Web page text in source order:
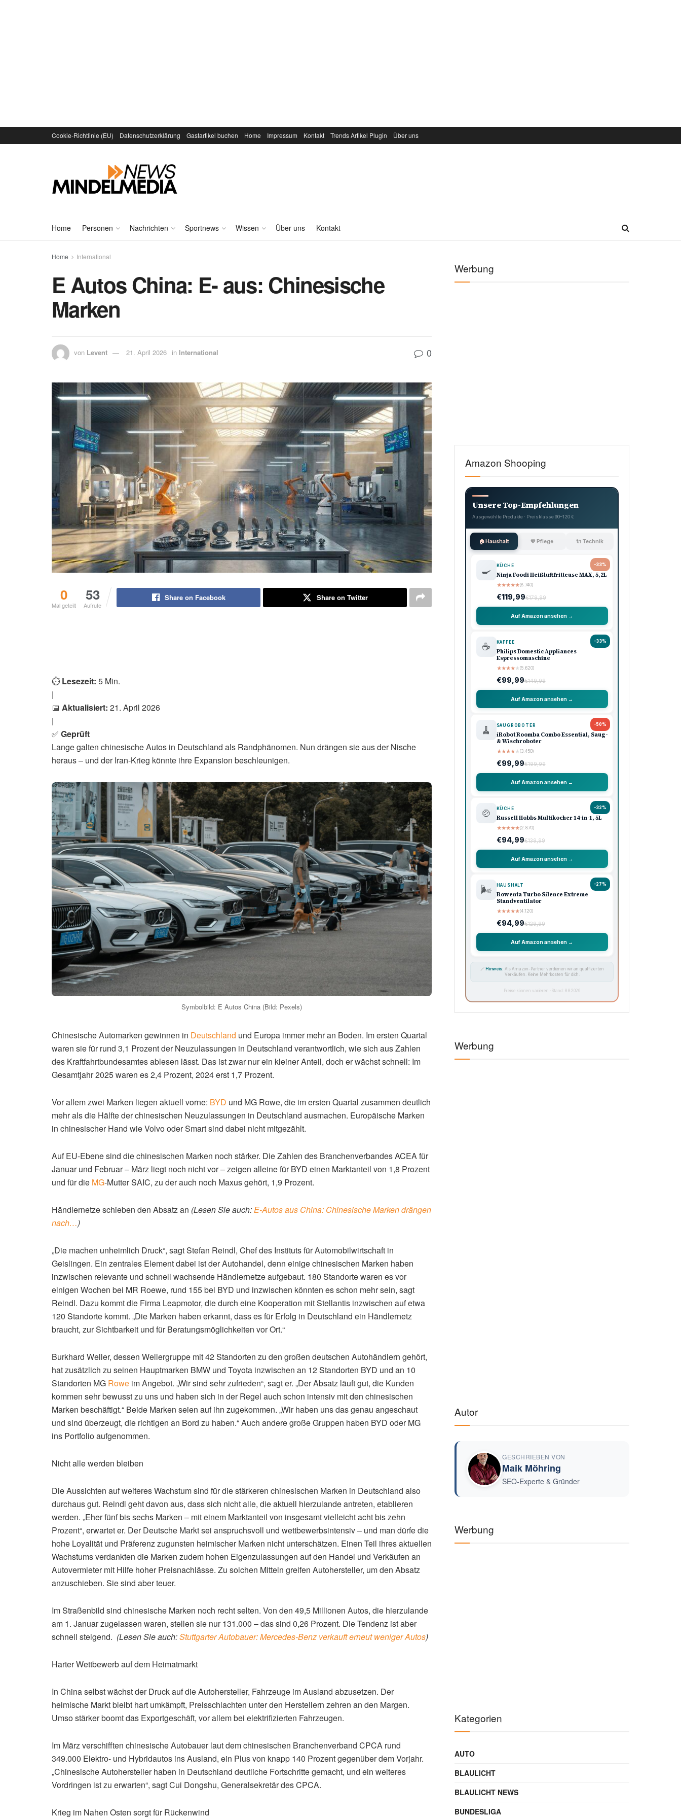
Cookie-Richtlinie (EU) Datenschutzerklärung Gastartikel buchen Home Impressum Kontakt Trends Artikel Plugin Über uns
Home Personen Nachrichten Sportnews Wissen Über uns Kontakt
Home International
E Autos China: E- aus: Chinesische
Marken
von Levent 21. April 2026 in International 0
0
Mal geteilt
53
Aufrufe
Share on Facebook Share on Twitter
⏱️ Lesezeit: 5 Min.
|
📅 Aktualisiert: 21. April 2026
|
✅ Geprüft
Lange galten chinesische Autos in Deutschland als Randphänomen. Nun drängen sie aus der Nische
heraus – und der Iran-Krieg könnte ihre Expansion beschleunigen.
Symbolbild: E Autos China (Bild: Pexels)
Chinesische Automarken gewinnen in Deutschland und Europa immer mehr an Boden. Im ersten Quartal
waren sie für rund 3,1 Prozent der Neuzulassungen in Deutschland verantwortlich, wie sich aus Zahlen
des Kraftfahrtbundesamtes ablesen lässt. Das ist zwar nur ein kleiner Anteil, doch er wächst schnell: Im
Gesamtjahr 2025 waren es 2,4 Prozent, 2024 erst 1,7 Prozent.
Vor allem zwei Marken liegen aktuell vorne: BYD und MG Rowe, die im ersten Quartal zusammen deutlich
mehr als die Hälfte der chinesischen Neuzulassungen in Deutschland ausmachen. Europäische Marken
in chinesischer Hand wie Volvo oder Smart sind dabei nicht mitgezählt.
Auf EU-Ebene sind die chinesischen Marken noch stärker. Die Zahlen des Branchenverbandes ACEA für
Januar und Februar – März liegt noch nicht vor – zeigen alleine für BYD einen Marktanteil von 1,8 Prozent
und für die MG-Mutter SAIC, zu der auch noch Maxus gehört, 1,9 Prozent.
Händlernetze schieben den Absatz an (Lesen Sie auch:E-Autos aus China: Chinesische Marken drängen
nach…)
„Die machen unheimlich Druck“, sagt Stefan Reindl, Chef des Instituts für Automobilwirtschaft in
Geislingen. Ein zentrales Element dabei ist der Autohandel, denn einige chinesischen Marken haben
inzwischen relevante und schnell wachsende Händlernetze aufgebaut. 180 Standorte waren es vor
einigen Wochen bei MR Roewe, rund 155 bei BYD und inzwischen könnten es schon mehr sein, sagt
Reindl. Dazu kommt die Firma Leapmotor, die durch eine Kooperation mit Stellantis inzwischen auf etwa
120 Standorte kommt. „Die Marken haben erkannt, dass es für Erfolg in Deutschland ein Händlernetz
braucht, zur Sichtbarkeit und für Beratungsmöglichkeiten vor Ort.“
Burkhard Weller, dessen Wellergruppe mit 42 Standorten zu den großen deutschen Autohändlern gehört,
hat zusätzlich zu seinen Hauptmarken BMW und Toyota inzwischen an 12 Standorten BYD und an 10
Standorten MG Rowe im Angebot. „Wir sind sehr zufrieden“, sagt er. „Der Absatz läuft gut, die Kunden
kommen sehr bewusst zu uns und haben sich in der Regel auch schon intensiv mit den chinesischen
Marken beschäftigt.“ Beide Marken seien auf ihn zugekommen. „Wir haben uns das genau angeschaut
und sind überzeugt, die richtigen an Bord zu haben.“ Auch andere große Gruppen haben BYD oder MG
ins Portfolio aufgenommen.
Nicht alle werden bleiben
Die Aussichten auf weiteres Wachstum sind für die stärkeren chinesischen Marken in Deutschland also
durchaus gut. Reindl geht davon aus, dass sich nicht alle, die aktuell hierzulande antreten, etablieren
werden. „Eher fünf bis sechs Marken – mit einem Marktanteil von insgesamt vielleicht acht bis zehn
Prozent“, erwartet er. Der Deutsche Markt sei anspruchsvoll und wettbewerbsintensiv – und man dürfe die
hohe Loyalität und Präferenz zugunsten heimischer Marken nicht unterschätzen. Einen Teil ihres aktuellen
Wachstums verdankten die Marken zudem hohen Eigenzulassungen auf den Handel und Verkäufen an
Autovermieter mit Hilfe hoher Preisnachlässe. Zu solchen Mitteln greifen Autohersteller, um den Absatz
anzuschieben. Sie sind aber teuer.
Im Straßenbild sind chinesische Marken noch recht selten. Von den 49,5 Millionen Autos, die hierzulande
am 1. Januar zugelassen waren, stellen sie nur 131.000 – das sind 0,26 Prozent. Die Tendenz ist aber
schnell steigend. (Lesen Sie auch:Stuttgarter Autobauer: Mercedes-Benz verkauft erneut weniger Autos)
Harter Wettbewerb auf dem Heimatmarkt
In China selbst wächst der Druck auf die Autohersteller, Fahrzeuge im Ausland abzusetzen. Der
heimische Markt bleibt hart umkämpft, Preisschlachten unter den Herstellern zehren an den Margen.
Umso stärker boomt das Exportgeschäft, vor allem bei elektrifizierten Fahrzeugen.
Im März verschifften chinesische Autobauer laut dem chinesischen Branchenverband CPCA rund
349.000 Elektro- und Hybridautos ins Ausland, ein Plus von knapp 140 Prozent gegenüber dem Vorjahr.
„Chinesische Autohersteller haben in Deutschland deutliche Fortschritte gemacht, und ein weiteres
Vordringen ist zu erwarten“, sagt Cui Dongshu, Generalsekretär des CPCA.
Krieg im Nahen Osten sorgt für Rückenwind
Werbung
Amazon Shooping
Unsere Top-Empfehlungen
Ausgewählte Produkte · Preisklasse 90–120 €
🏠 Haushalt 💖 Pflege 🔌 Technik
-33%
🍳 KÜCHE
Ninja Foodi Heißluftfritteuse MAX, 5,2L
★★★★★(8.740)
€119,99€179,99
Auf Amazon ansehen →
-33%
☕ KAFFEE
Philips Domestic Appliances
Espressomaschine
★★★★★(5.620)
€99,99€149,99
Auf Amazon ansehen →
-50%
🧹 SAUGROBOTER
iRobot Roomba Combo Essential, Saug-
& Wischroboter
★★★★★(3.450)
€99,99€199,99
Auf Amazon ansehen →
-32%
🍲 KÜCHE
Russell Hobbs Multikocher 14-in-1, 5L
★★★★★(2.870)
€94,99€139,99
Auf Amazon ansehen →
-27%
🌬️ HAUSHALT
Rowenta Turbo Silence Extreme
Standventilator
★★★★★(4.120)
€94,99€129,99
Auf Amazon ansehen →
🔗 Hinweis: Als Amazon-Partner verdienen wir an qualifizierten
Verkäufen. Keine Mehrkosten für dich.
Preise können variieren · Stand: 8.8.2026
Werbung
Autor
GESCHRIEBEN VON
Maik Möhring
SEO-Experte & Gründer
Werbung
Kategorien
AUTO
BLAULICHT
BLAULICHT NEWS
BUNDESLIGA